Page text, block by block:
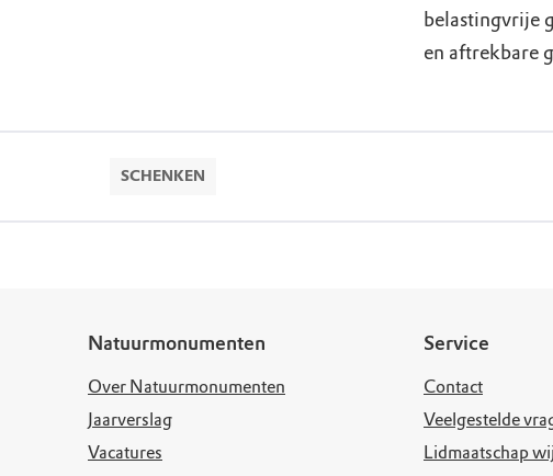
belastingvrije
en aftrekbare
SCHENKEN
Natuurmonumenten
Over Natuurmonumenten
Jaarverslag
Vacatures
Service
Contact
Veelgestelde
Lidmaatschap